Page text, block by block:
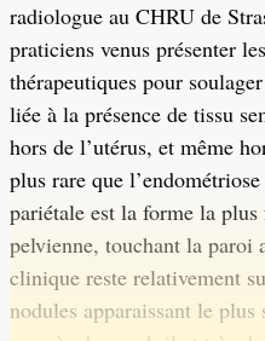
radiologue au CHRU de
praticiens venus présenter
thérapeutiques pour
liée à la présence de tissu
hors de l’utérus, et même
plus rare que
pariétale est la forme la
pelvienne, touchant la paroi
clinique reste relativement
nodules apparaissant le